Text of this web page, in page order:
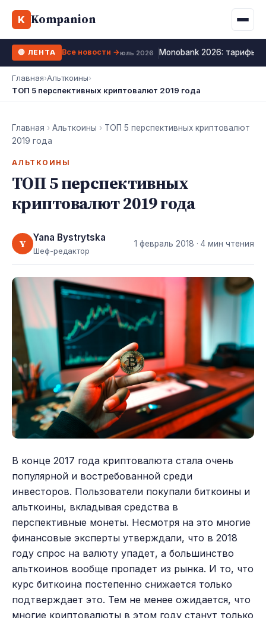
K Kompanion
Калькулятор МФО
Все 10 МФО →
Жизни
WhiteBIT
Kuna
Bybit
OKX
Все 10 бирж →
Ипотека
Депозит
Рефинансирование
ФОП налоги
🔴 ЛЕНТА 12 июль 2026 Monobank 2026: тарифы,
Все новости →
Главная›Альткоины›
ТОП 5 перспективных криптовалют 2019 года
Главная › Альткоины › ТОП 5 перспективных криптовалют
2019 года
АЛЬТКОИНЫ
ТОП 5 перспективных
криптовалют 2019 года
Y Yana Bystrytska
Шеф-редактор
1 февраль 2018 · 4 мин чтения
В конце 2017 года криптовалюта стала очень
популярной и востребованной среди
инвесторов. Пользователи покупали биткоины и
альткоины, вкладывая средства в
перспективные монеты. Несмотря на это многие
финансовые эксперты утверждали, что в 2018
году спрос на валюту упадет, а большинство
альткоинов вообще пропадет из рынка. И то, что
курс биткоина постепенно снижается только
подтверждает это. Тем не менее ожидается, что
многие криптовалюты в этом году станут только